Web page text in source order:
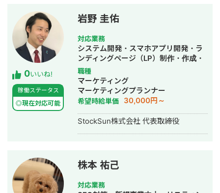
独立。 独立後はフリーランスとなり、
フロントエンドエンジニア兼総合Web
マーケターとして活動。現在はWebコ
ンサルティング会社を創設し、法人と
してStockSunに参画。
0いいね!
稼働ステータス
◎現在対応可能
岩野 圭佑
対応業務
システム開発・スマホアプリ開発・ラ
ンディングページ（LP）制作・作成・
Youtubeチャンネル運営代行・立ち上
げ・ECサイト構築・ネットショップ作
成代行・SEO対策・新規事業立上・
SNS運用代行・ホームページ制作・作
成・リスティング広告運用代行・動画
制作・動画編集
職種
マーケティング
マーケティングプランナー
希望時給単価 30,000円～
StockSun株式会社 代表取締役
株本 祐己
対応業務